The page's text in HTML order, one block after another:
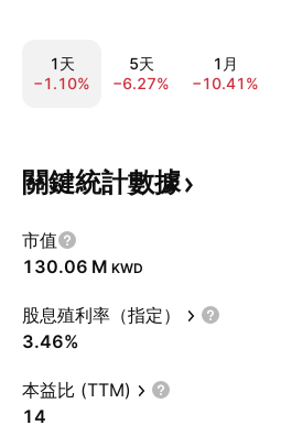
1天
−1.10%
5天
−6.27%
1月
−10.41%
關鍵統計數據
市值
‪130.06 M‬ KWD
股息殖利率（指定）
3.46%
本益比 (TTM)
14